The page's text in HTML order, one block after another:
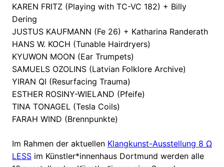
KAREN FRITZ (Playing with TC-VC 182) + Billy
Dering
JUSTUS KAUFMANN (Fe 26) + Katharina Randerath
HANS W. KOCH (Tunable Hairdryers)
KYUWON MOON (Ear Trumpets)
SAMUELS OZOLINS (Latvian Folklore Archive)
YIRAN QI (Resurfacing Trauma)
ESTHER ROSINY-WIELAND (Pfeife)
TINA TONAGEL (Tesla Coils)
FARAH WIND (Brennpunkte)
Im Rahmen der aktuellen Klangkunst-Ausstellung 8 Ω
LESS im Künstler*innenhaus Dortmund werden alle